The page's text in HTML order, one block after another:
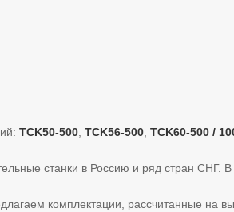
TCK50-500 TCK56-500 TCK60-500 /
станки в Россию и ряд стран СНГ. В
комплектации, рассчитанные на